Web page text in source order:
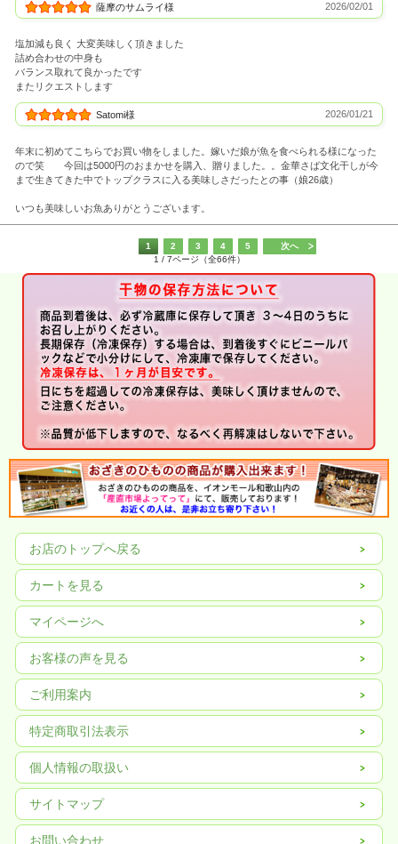
薩摩のサムライ様 2026/02/01
塩加減も良く 大変美味しく頂きました
詰め合わせの中身も
バランス取れて良かったです
またリクエストします
Satomi様 2026/01/21
年末に初めてこちらでお買い物をしました。嫁いだ娘が魚を食べられる様になった
ので笑 今回は5000円のおまかせを購入、贈りました。。金華さば文化干しが今
まで生きてきた中でトップクラスに入る美味しさだったとの事（娘26歳）
いつも美味しいお魚ありがとうございます。
1 2 3 4 5
次へ
1 / 7ページ（全66件）
お店のトップへ戻る
カートを見る
マイページへ
お客様の声を見る
ご利用案内
特定商取引法表示
個人情報の取扱い
サイトマップ
お問い合わせ